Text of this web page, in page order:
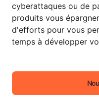
cyberattaques ou de
produits vous
d'efforts pour vous
temps à développer